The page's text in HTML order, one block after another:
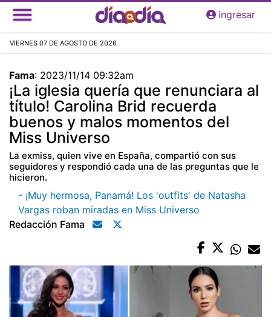
Pasar
al
principal
ingresar
VIERNES 07 DE AGOSTO DE 2026
Fama: 2023/11/14 09:32am
¡La iglesia quería que renunciara al
título! Carolina Brid recuerda
buenos y malos momentos del
Miss Universo
La exmiss, quien vive en España, compartió con sus
seguidores y respondió cada una de las preguntas que le
hicieron.
- ¡Muy hermosa, Panamá! Los 'outfits' de Natasha
Vargas roban miradas en Miss Universo
Redacción Fama